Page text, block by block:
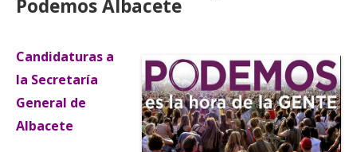
Consejo Ciudadano Municipal
Actas Asamblea Ciudadana
Contacto
Podemos Albacete
Candidaturas a
la Secretaría
General de
Albacete